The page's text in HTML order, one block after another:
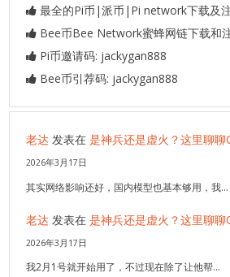
最全的Pi币|派币|Pi network下载及
Bee币Bee Network蜜蜂网链下载和
Pi币邀请码: jackygan888
Bee币引荐码: jackygan888
老达 发表在是神兵还是虚火？这里聊
2026年3月17日
其实网络影响还好，国内模型也基本够用，我…
老达 发表在是神兵还是虚火？这里聊
2026年3月17日
我2月1号就开始用了，不过现在除了让他帮…